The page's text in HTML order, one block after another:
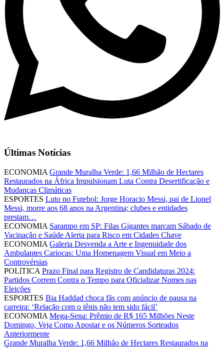
Últimas Notícias
ECONOMIA Grande Muralha Verde: 1,66 Milhão de Hectares
Restaurados na África Impulsionam Luta Contra Desertificação e
Mudanças Climáticas
ESPORTES Luto no Futebol: Jorge Horacio Messi, pai de Lionel
Messi, morre aos 68 anos na Argentina; clubes e entidades
prestam…
ECONOMIA Sarampo em SP: Filas Gigantes marcam Sábado de
Vacinação e Saúde Alerta para Risco em Cidades Chave
ECONOMIA Galeria Desvenda a Arte e Ingenuidade dos
Ambulantes Cariocas: Uma Homenagem Visual em Meio a
Controvérsias
POLíTICA Prazo Final para Registro de Candidaturas 2024:
Partidos Correm Contra o Tempo para Oficializar Nomes nas
Eleições
ESPORTES Bia Haddad choca fãs com anúncio de pausa na
carreira: ‘Relação com o tênis não tem sido fácil’
ECONOMIA Mega-Sena: Prêmio de R$ 165 Milhões Neste
Domingo, Veja Como Apostar e os Números Sorteados
Anteriormente
Grande Muralha Verde: 1,66 Milhão de Hectares Restaurados na